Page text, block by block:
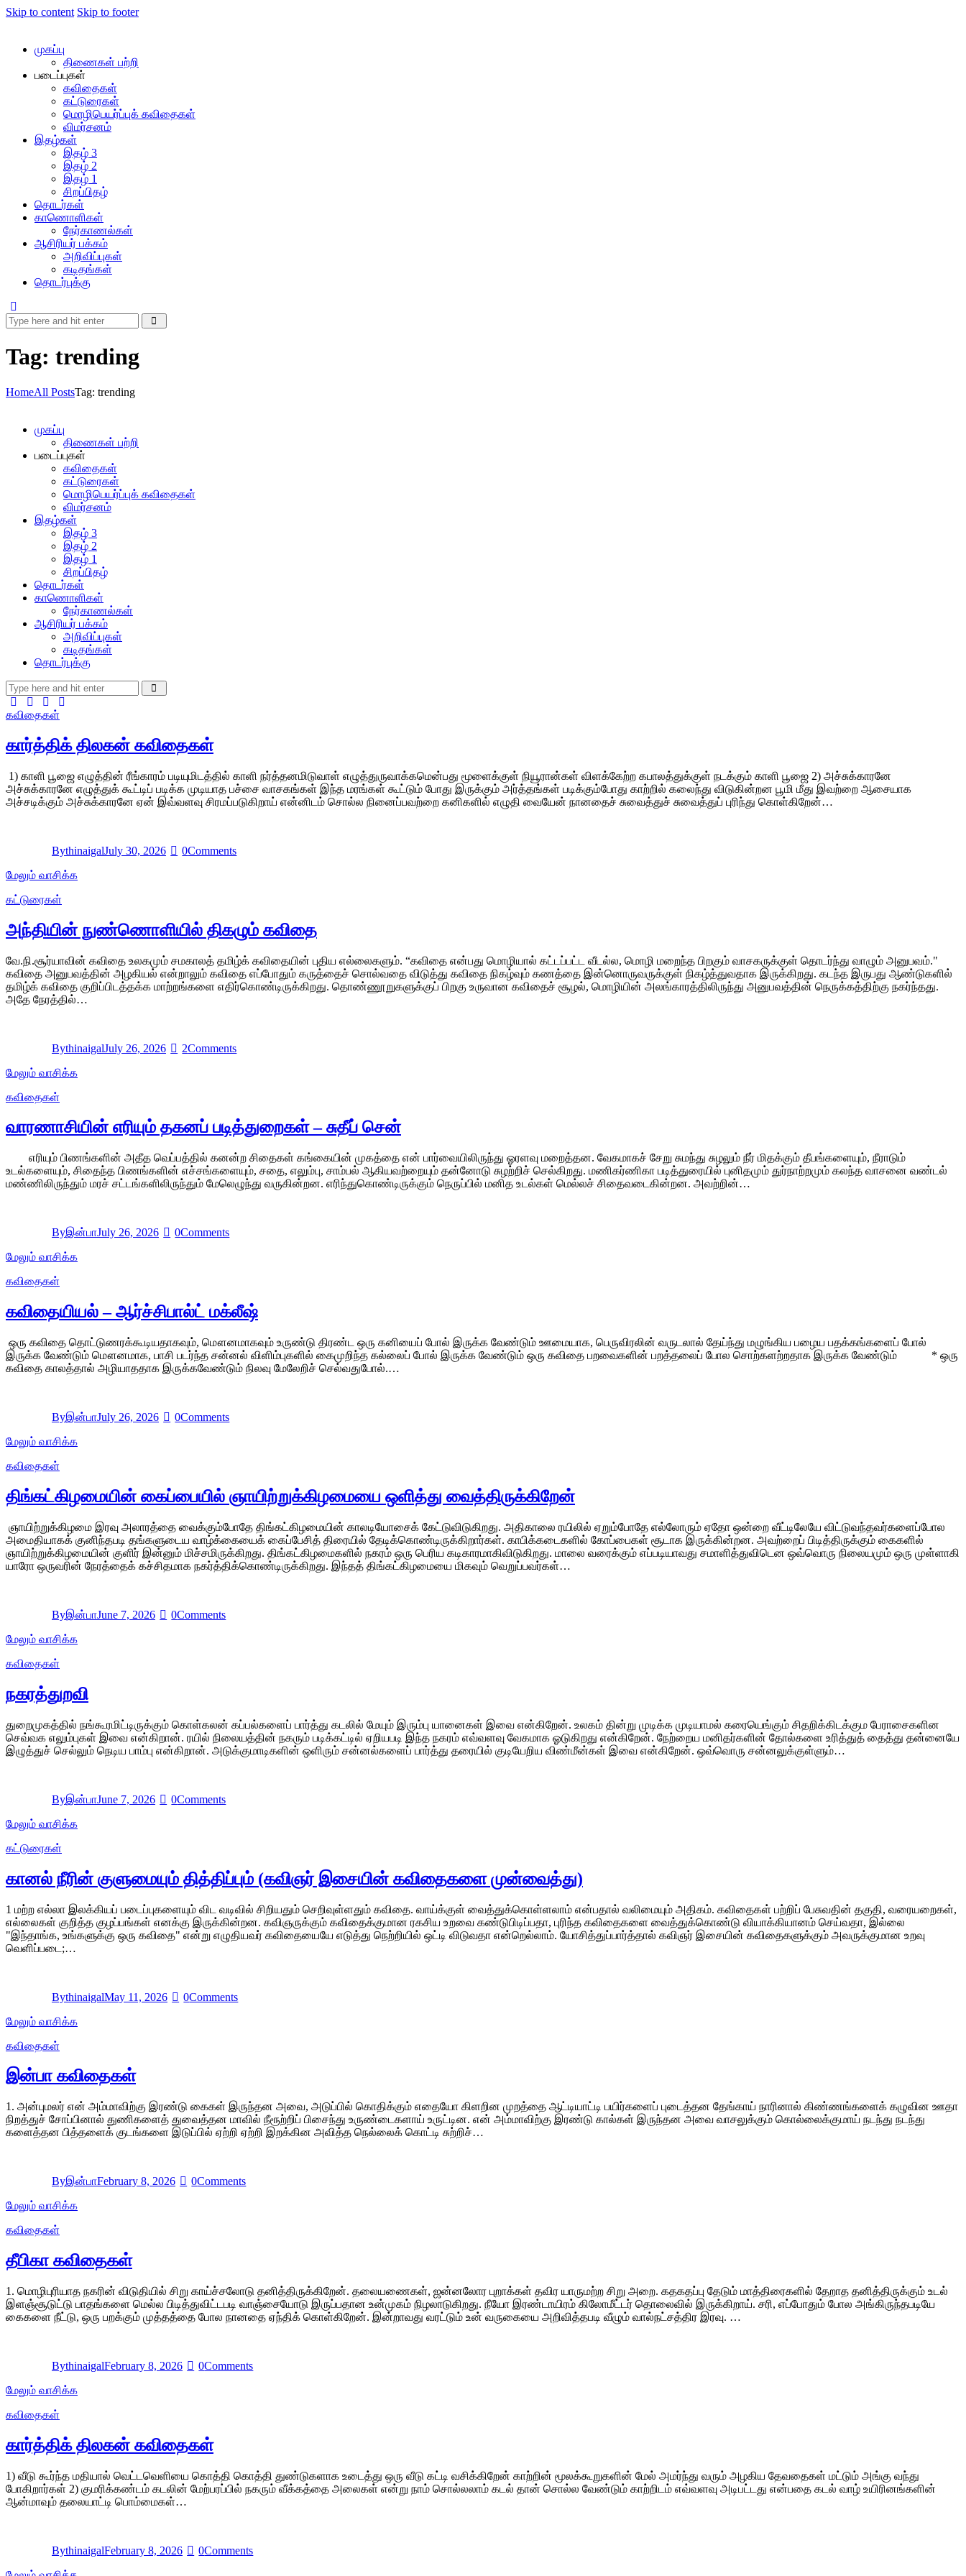
Skip to content Skip to footer
முகப்பு
திணைகள் பற்றி
படைப்புகள்
கவிதைகள்
கட்டுரைகள்
மொழிபெயர்ப்புக் கவிதைகள்
விமர்சனம்
இதழ்கள்
இதழ் 3
இதழ் 2
இதழ் 1
சிறப்பிதழ்
தொடர்கள்
காணொளிகள்
நேர்காணல்கள்
ஆசிரியர் பக்கம்
அறிவிப்புகள்
கடிதங்கள்
தொடர்புக்கு
Tag: trending
HomeAll PostsTag: trending
முகப்பு
திணைகள் பற்றி
படைப்புகள்
கவிதைகள்
கட்டுரைகள்
மொழிபெயர்ப்புக் கவிதைகள்
விமர்சனம்
இதழ்கள்
இதழ் 3
இதழ் 2
இதழ் 1
சிறப்பிதழ்
தொடர்கள்
காணொளிகள்
நேர்காணல்கள்
ஆசிரியர் பக்கம்
அறிவிப்புகள்
கடிதங்கள்
தொடர்புக்கு
கவிதைகள்
கார்த்திக் திலகன் கவிதைகள்
1) காளி பூஜை எழுத்தின் ரீங்காரம் படியுமிடத்தில் காளி நர்த்தனமிடுவாள் எழுத்துருவாக்கமென்பது மூளைக்குள் நியூரான்கள் விளக்கேற்ற கபாலத்துக்குள் நடக்கும் காளி பூஜை 2) அச்சுக்காரனே
அச்சுக்காரனே எழுத்துக் கூட்டிப் படிக்க முடியாத பச்சை வாசகங்கள் இந்த மரங்கள் கூட்டும் போது இருக்கும் அர்த்தங்கள் படிக்கும்போது காற்றில் கலைந்து விடுகின்றன பூமி மீது இவற்றை ஆசையாக
அச்சடிக்கும் அச்சுக்காரனே ஏன் இவ்வளவு சிரமப்படுகிறாய் என்னிடம் சொல்ல நினைப்பவற்றை கனிகளில் எழுதி வையேன் நானதைச் சுவைத்துச் சுவைத்துப் புரிந்து கொள்கிறேன்…
BythinaigalJuly 30, 2026 0Comments
மேலும் வாசிக்க
கட்டுரைகள்
அந்தியின் நுண்ணொளியில் திகழும் கவிதை
வே.நி.சூர்யாவின் கவிதை உலகமும் சமகாலத் தமிழ்க் கவிதையின் புதிய எல்லைகளும். “கவிதை என்பது மொழியால் கட்டப்பட்ட வீடல்ல, மொழி மறைந்த பிறகும் வாசகருக்குள் தொடர்ந்து வாழும் அனுபவம்."
கவிதை அனுபவத்தின் அழகியல் என்றாலும் கவிதை எப்போதும் கருத்தைச் சொல்வதை விடுத்து கவிதை நிகழ்வும் கணத்தை இன்னொருவருக்குள் நிகழ்த்துவதாக இருக்கிறது. கடந்த இருபது ஆண்டுகளில்
தமிழ்க் கவிதை குறிப்பிடத்தக்க மாற்றங்களை எதிர்கொண்டிருக்கிறது. தொண்ணூறுகளுக்குப் பிறகு உருவான கவிதைச் சூழல், மொழியின் அலங்காரத்திலிருந்து அனுபவத்தின் நெருக்கத்திற்கு நகர்ந்தது.
அதே நேரத்தில்…
BythinaigalJuly 26, 2026 2Comments
மேலும் வாசிக்க
கவிதைகள்
வாரணாசியின் எரியும் தகனப் படித்துறைகள் – சுதீப் சென்
எரியும் பிணங்களின் அதீத வெப்பத்தில் கனன்ற சிதைகள் கங்கையின் முகத்தை என் பார்வையிலிருந்து ஓரளவு மறைத்தன. வேகமாகச் சேறு சுமந்து சுழலும் நீர் மிதக்கும் தீபங்களையும், நீராடும்
உடல்களையும், சிதைந்த பிணங்களின் எச்சங்களையும், சதை, எலும்பு, சாம்பல் ஆகியவற்றையும் தன்னோடு சுழற்றிச் செல்கிறது. மணிகர்ணிகா படித்துரையில் புனிதமும் துர்நாற்றமும் கலந்த வாசனை வண்டல்
மண்ணிலிருந்தும் மரச் சட்டங்களிலிருந்தும் மேலெழுந்து வருகின்றன. எரிந்துகொண்டிருக்கும் நெருப்பில் மனித உடல்கள் மெல்லச் சிதைவடைகின்றன. அவற்றின்…
Byஇன்பாJuly 26, 2026 0Comments
மேலும் வாசிக்க
கவிதைகள்
கவிதையியல் – ஆர்ச்சிபால்ட் மக்லீஷ்
ஒரு கவிதை தொட்டுணரக்கூடியதாகவும், மௌனமாகவும் உருண்டு திரண்ட ஒரு கனியைப் போல் இருக்க வேண்டும் ஊமையாக, பெருவிரலின் வருடலால் தேய்ந்து மழுங்கிய பழைய பதக்கங்களைப் போல்
இருக்க வேண்டும் மௌனமாக, பாசி படர்ந்த சன்னல் விளிம்புகளில் கைமுறிந்த கல்லைப் போல் இருக்க வேண்டும் ஒரு கவிதை பறவைகளின் பறத்தலைப் போல சொற்களற்றதாக இருக்க வேண்டும் * ஒரு
கவிதை காலத்தால் அழியாததாக இருக்கவேண்டும் நிலவு மேலேறிச் செல்வதுபோல்.…
Byஇன்பாJuly 26, 2026 0Comments
மேலும் வாசிக்க
கவிதைகள்
திங்கட்கிழமையின் கைப்பையில் ஞாயிற்றுக்கிழமையை ஒளித்து வைத்திருக்கிறேன்
ஞாயிற்றுக்கிழமை இரவு அலாரத்தை வைக்கும்போதே திங்கட்கிழமையின் காலடியோசைக் கேட்டுவிடுகிறது. அதிகாலை ரயிலில் ஏறும்போதே எல்லோரும் ஏதோ ஒன்றை வீட்டிலேயே விட்டுவந்தவர்களைப்போல
அமைதியாகக் குனிந்தபடி தங்களுடைய வாழ்க்கையைக் கைப்பேசித் திரையில் தேடிக்கொண்டிருக்கிறார்கள். காபிக்கடைகளில் கோப்பைகள் சூடாக இருக்கின்றன. அவற்றைப் பிடித்திருக்கும் கைகளில்
ஞாயிற்றுக்கிழமையின் குளிர் இன்னும் மிச்சமிருக்கிறது. திங்கட்கிழமைகளில் நகரம் ஒரு பெரிய கடிகாரமாகிவிடுகிறது. மாலை வரைக்கும் எப்படியாவது சமாளித்துவிடென ஒவ்வொரு நிலையமும் ஒரு முள்ளாகி
யாரோ ஒருவரின் நேரத்தைக் கச்சிதமாக நகர்த்திக்கொண்டிருக்கிறது. இந்தத் திங்கட்கிழமையை மிகவும் வெறுப்பவர்கள்…
Byஇன்பாJune 7, 2026 0Comments
மேலும் வாசிக்க
கவிதைகள்
நகரத்துறவி
துறைமுகத்தில் நங்கூரமிட்டிருக்கும் கொள்கலன் கப்பல்களைப் பார்த்து கடலில் மேயும் இரும்பு யானைகள் இவை என்கிறேன். உலகம் தின்று முடிக்க முடியாமல் கரையெங்கும் சிதறிக்கிடக்கும பேராசைகளின
செவ்வக எலும்புகள் இவை என்கிறான். ரயில் நிலையத்தின் நகரும் படிக்கட்டில் ஏறியபடி இந்த நகரம் எவ்வளவு வேகமாக ஓடுகிறது என்கிறேன். நேற்றைய மனிதர்களின் தோல்களை உரித்துத் தைத்து தன்னையே
இழுத்துச் செல்லும் நெடிய பாம்பு என்கிறான். அடுக்குமாடிகளின் ஒளிரும் சன்னல்களைப் பார்த்து தரையில் குடியேறிய விண்மீன்கள் இவை என்கிறேன். ஒவ்வொரு சன்னலுக்குள்ளும்…
Byஇன்பாJune 7, 2026 0Comments
மேலும் வாசிக்க
கட்டுரைகள்
கானல் நீரின் குளுமையும் தித்திப்பும் (கவிஞர் இசையின் கவிதைகளை முன்வைத்து)
1 மற்ற எல்லா இலக்கியப் படைப்புகளையும் விட வடிவில் சிறியதும் செறிவுள்ளதும் கவிதை. வாய்க்குள் வைத்துக்கொள்ளலாம் என்பதால் வலிமையும் அதிகம். கவிதைகள் பற்றிப் பேசுவதின் தகுதி, வரையறைகள்,
எல்லைகள் குறித்த குழப்பங்கள் எனக்கு இருக்கின்றன. கவிஞருக்கும் கவிதைக்குமான ரகசிய உறவை கண்டுபிடிப்பதா, புரிந்த கவிதைகளை வைத்துக்கொண்டு வியாக்கியானம் செய்வதா, இல்லை
"இந்தாங்க, உங்களுக்கு ஒரு கவிதை" என்று எழுதியவர் கவிதையையே எடுத்து நெற்றியில் ஒட்டி விடுவதா என்றெல்லாம். யோசித்துப்பார்த்தால் கவிஞர் இசையின் கவிதைகளுக்கும் அவருக்குமான உறவு
வெளிப்படை;…
BythinaigalMay 11, 2026 0Comments
மேலும் வாசிக்க
கவிதைகள்
இன்பா கவிதைகள்
1. அன்புமலர் என் அம்மாவிற்கு இரண்டு கைகள் இருந்தன அவை, அடுப்பில் கொதிக்கும் எதையோ கிளறின முறத்தை ஆட்டியாட்டி பயிர்களைப் புடைத்தன தேங்காய் நாரினால் கிண்ணங்களைக் கழுவின ஊதா
நிறத்துச் சோப்பினால் துணிகளைத் துவைத்தன மாவில் நீரூற்றிப் பிசைந்து உருண்டைகளாய் உருட்டின. என் அம்மாவிற்கு இரண்டு கால்கள் இருந்தன அவை வாசலுக்கும் கொல்லைக்குமாய் நடந்து நடந்து
களைத்தன பித்தளைக் குடங்களை இடுப்பில் ஏற்றி ஏற்றி இறக்கின அவித்த நெல்லைக் கொட்டி சுற்றிச்…
Byஇன்பாFebruary 8, 2026 0Comments
மேலும் வாசிக்க
கவிதைகள்
தீபிகா கவிதைகள்
1. மொழிபுரியாத நகரின் விடுதியில் சிறு காய்ச்சலோடு தனித்திருக்கிறேன். தலையணைகள், ஜன்னலோர புறாக்கள் தவிர யாருமற்ற சிறு அறை. கதகதப்பு தேடும் மாத்திரைகளில் தேறாத தனித்திருக்கும் உடல்
இளஞ்சூடுட்டு பாதங்களை மெல்ல பிடித்துவிட்டபடி வாஞ்சையோடு இருப்பதான உன்முகம் நிழலாடுகிறது. நீயோ இரண்டாயிரம் கிலோமீட்டர் தொலைவில் இருக்கிறாய். சரி, எப்போதும் போல அங்கிருந்தபடியே
கைகளை நீட்டு, ஒரு பறக்கும் முத்தத்தை போல நானதை ஏந்திக் கொள்கிறேன். இன்றாவது வரட்டும் உன் வருகையை அறிவித்தபடி வீழும் வால்நட்சத்திர இரவு. …
BythinaigalFebruary 8, 2026 0Comments
மேலும் வாசிக்க
கவிதைகள்
கார்த்திக் திலகன் கவிதைகள்
1) வீடு கூர்ந்த மதியால் வெட்டவெளியை கொத்தி கொத்தி துண்டுகளாக உடைத்து ஒரு வீடு கட்டி வசிக்கிறேன் காற்றின் மூலக்கூறுகளின் மேல் அமர்ந்து வரும் அழகிய தேவதைகள் மட்டும் அங்கு வந்து
போகிறார்கள் 2) குமரிக்கண்டம் கடலின் மேற்பரப்பில் நகரும் வீக்கத்தை அலைகள் என்று நாம் சொல்லலாம் கடல் தான் சொல்ல வேண்டும் காற்றிடம் எவ்வளவு அடிபட்டது என்பதை கடல் வாழ் உயிரினங்களின்
ஆன்மாவும் தலையாட்டி பொம்மைகள்…
BythinaigalFebruary 8, 2026 0Comments